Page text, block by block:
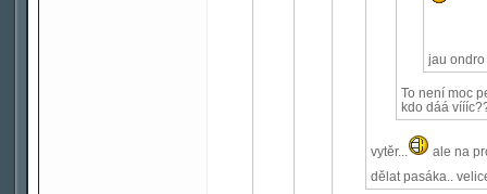
jau
To není moc
kdo dáá
vytěr...
ale na
dělat pasáka..